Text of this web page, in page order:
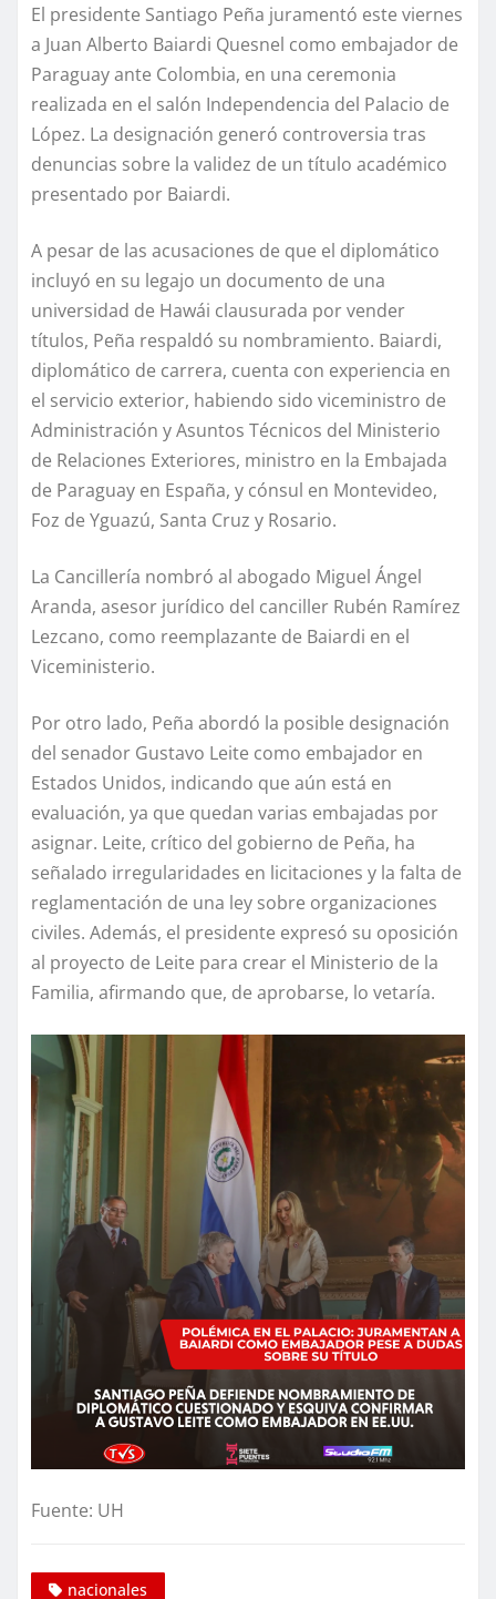
El presidente Santiago Peña juramentó este viernes
a Juan Alberto Baiardi Quesnel como embajador de
Paraguay ante Colombia, en una ceremonia
realizada en el salón Independencia del Palacio de
López. La designación generó controversia tras
denuncias sobre la validez de un título académico
presentado por Baiardi.
A pesar de las acusaciones de que el diplomático
incluyó en su legajo un documento de una
universidad de Hawái clausurada por vender
títulos, Peña respaldó su nombramiento. Baiardi,
diplomático de carrera, cuenta con experiencia en
el servicio exterior, habiendo sido viceministro de
Administración y Asuntos Técnicos del Ministerio
de Relaciones Exteriores, ministro en la Embajada
de Paraguay en España, y cónsul en Montevideo,
Foz de Yguazú, Santa Cruz y Rosario.
La Cancillería nombró al abogado Miguel Ángel
Aranda, asesor jurídico del canciller Rubén Ramírez
Lezcano, como reemplazante de Baiardi en el
Viceministerio.
Por otro lado, Peña abordó la posible designación
del senador Gustavo Leite como embajador en
Estados Unidos, indicando que aún está en
evaluación, ya que quedan varias embajadas por
asignar. Leite, crítico del gobierno de Peña, ha
señalado irregularidades en licitaciones y la falta de
reglamentación de una ley sobre organizaciones
civiles. Además, el presidente expresó su oposición
al proyecto de Leite para crear el Ministerio de la
Familia, afirmando que, de aprobarse, lo vetaría.
Fuente: UH
nacionales